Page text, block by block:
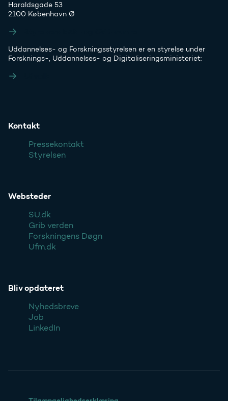
Haraldsgade 53
2100 København Ø
Uddannelses- og Forskningsstyrelsen er en styrelse under
Forsknings-, Uddannelses- og Digitaliseringsministeriet:
Kontakt
Pressekontakt
Styrelsen
Websteder
SU.dk
Grib verden
Forskningens Døgn
Ufm.dk
Bliv opdateret
Nyhedsbreve
Job
LinkedIn